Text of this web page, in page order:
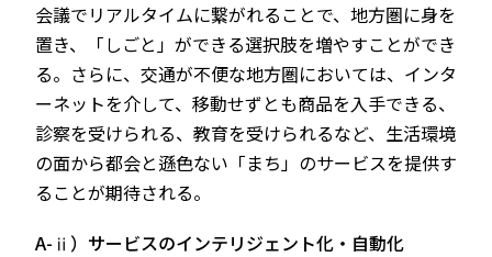
会議でリアルタイムに繋がれることで、地方圏に身を
置き、「しごと」ができる選択肢を増やすことができ
る。さらに、交通が不便な地方圏においては、インタ
ーネットを介して、移動せずとも商品を入手できる、
診察を受けられる、教育を受けられるなど、生活環境
の面から都会と遜色ない「まち」のサービスを提供す
ることが期待される。
A-ⅱ）サービスのインテリジェント化・自動化